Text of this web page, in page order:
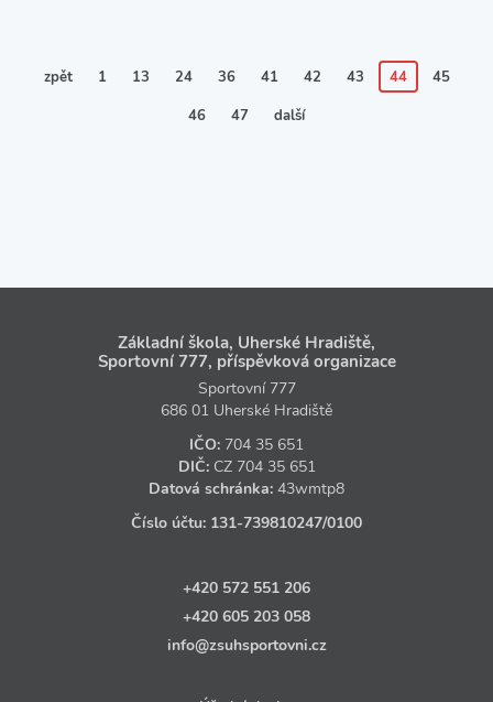
zpět 1 13 24 36 41 42 43 44 45
46 47 další
Základní škola, Uherské Hradiště,
Sportovní 777, příspěvková organizace
Sportovní 777
686 01 Uherské Hradiště
IČO: 704 35 651
DIČ: CZ 704 35 651
Datová schránka: 43wmtp8
Číslo účtu: 131‑739810247/0100
+420 572 551 206
+420 605 203 058
info@zsuhsportovni.cz